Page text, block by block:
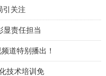
引关注
显责任担当
道特别播出！
技术培训免